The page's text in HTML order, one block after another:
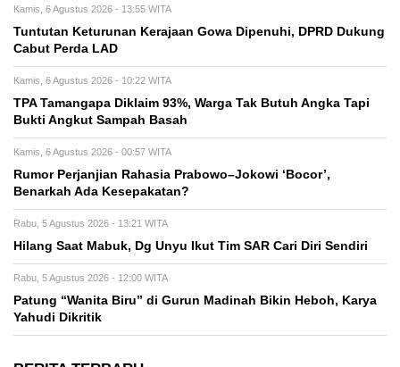
Kamis, 6 Agustus 2026 - 13:55 WITA
Tuntutan Keturunan Kerajaan Gowa Dipenuhi, DPRD Dukung
Cabut Perda LAD
Kamis, 6 Agustus 2026 - 10:22 WITA
TPA Tamangapa Diklaim 93%, Warga Tak Butuh Angka Tapi
Bukti Angkut Sampah Basah
Kamis, 6 Agustus 2026 - 00:57 WITA
Rumor Perjanjian Rahasia Prabowo–Jokowi ‘Bocor’,
Benarkah Ada Kesepakatan?
Rabu, 5 Agustus 2026 - 13:21 WITA
Hilang Saat Mabuk, Dg Unyu Ikut Tim SAR Cari Diri Sendiri
Rabu, 5 Agustus 2026 - 12:00 WITA
Patung “Wanita Biru” di Gurun Madinah Bikin Heboh, Karya
Yahudi Dikritik